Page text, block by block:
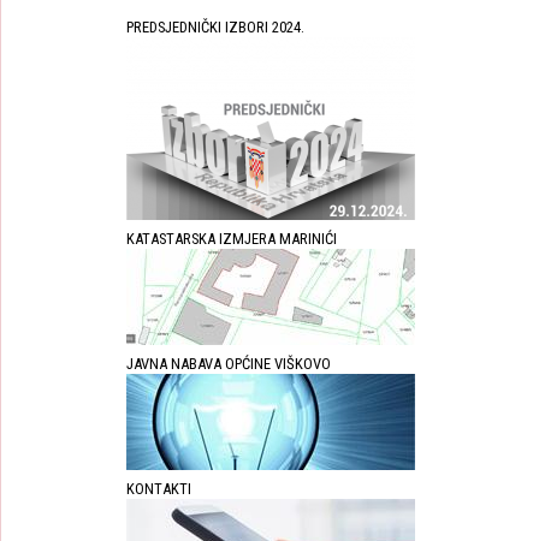
PREDSJEDNIČKI IZBORI 2024.
KATASTARSKA IZMJERA MARINIĆI
JAVNA NABAVA OPĆINE VIŠKOVO
KONTAKTI